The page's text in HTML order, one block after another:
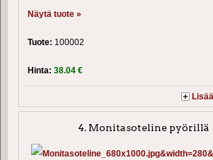
Näytä tuote »
Tuote: 100002
Hinta: 38.04 €
4. Monitasoteline pyörillä